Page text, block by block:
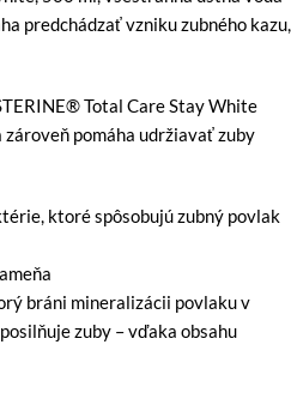
predchádzať vzniku zubného kazu,
Total Care Stay White
pomáha udržiavať zuby
ktoré spôsobujú zubný povlak
bráni mineralizácii povlaku v
zuby – vďaka obsahu